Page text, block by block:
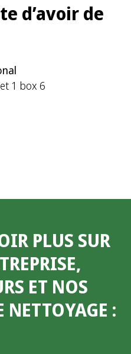
d’avoir de
1 box 6
PLUS SUR
ET NOS
NETTOYAGE :